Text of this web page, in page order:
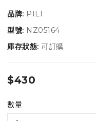
品牌: PILI
型號: NZ05164
庫存狀態: 可訂購
$430
數量